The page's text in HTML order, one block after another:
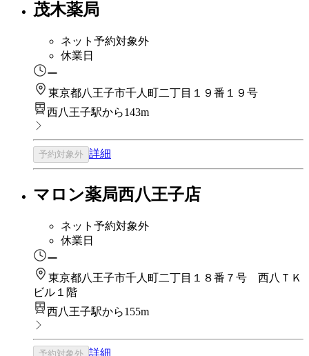
茂木薬局
ネット予約対象外
休業日
ー
東京都八王子市千人町二丁目１９番１９号
西八王子駅から143m
予約対象外 詳細
マロン薬局西八王子店
ネット予約対象外
休業日
ー
東京都八王子市千人町二丁目１８番７号 西八ＴＫ
ビル１階
西八王子駅から155m
予約対象外 詳細